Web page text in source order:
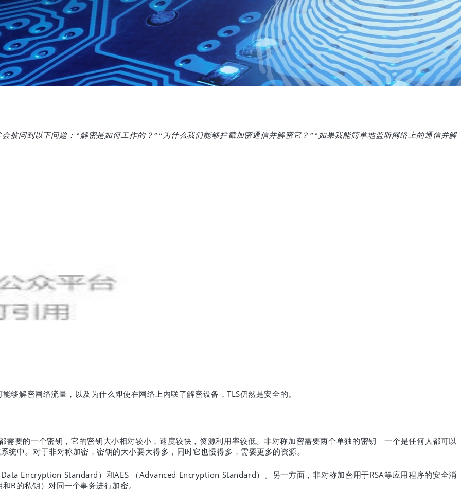
被问到以下问题：“解密是如何工作的？”“为什么我们能够拦截加密通信并解密它？”“如果我能简单地监听网络上的通信并解
能够解密网络流量，以及为什么即使在网络上内联了解密设备，TLS仍然是安全的。
需要的一个密钥，它的密钥大小相对较小，速度较快，资源利用率较低。非对称加密需要两个单独的密钥—一个是任何人都可以
统中。对于非对称加密，密钥的大小要大得多，同时它也慢得多，需要更多的资源。
Data Encryption Standard ）和AES （Advanced Encryption Standard）。另一方面，非对称加密用于RSA等应用程序的安全消
和B的私钥）对同一个事务进行加密。